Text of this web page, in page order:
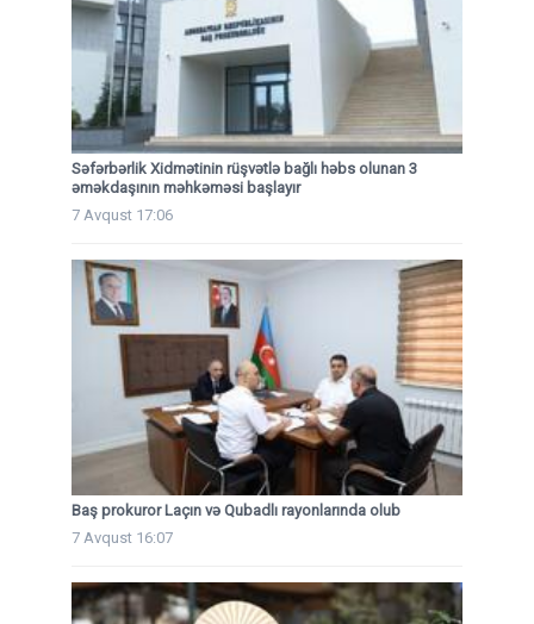
Səfərbərlik Xidmətinin rüşvətlə bağlı həbs olunan 3
əməkdaşının məhkəməsi başlayır
7 Avqust 17:06
Baş prokuror Laçın və Qubadlı rayonlarında olub
7 Avqust 16:07